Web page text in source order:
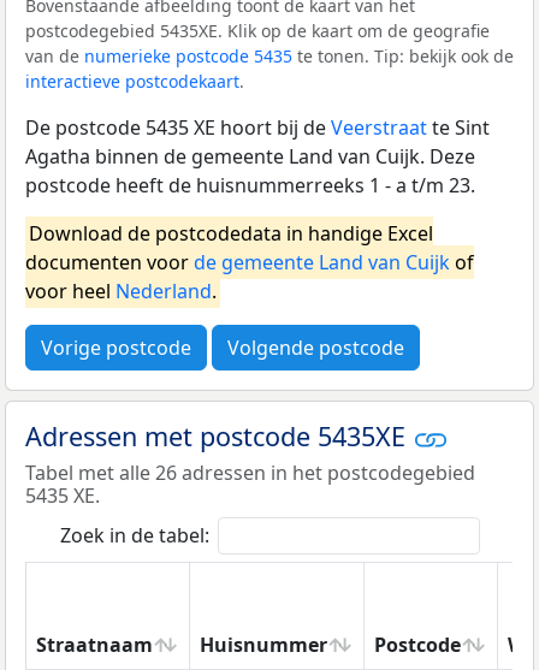
Bovenstaande afbeelding toont de kaart van het
postcodegebied 5435XE. Klik op de kaart om de geografie
van de numerieke postcode 5435 te tonen. Tip: bekijk ook de
interactieve postcodekaart.
De postcode 5435 XE hoort bij deVeerstraatte Sint
Agatha binnen de gemeente Land van Cuijk. Deze
postcode heeft de huisnummerreeks 1 - a t/m 23.
Download de postcodedata in handige Excel
documenten voorde gemeente Land van Cuijkof
voor heel Nederland.
Vorige postcode Volgende postcode
Adressen met postcode 5435XE
Tabel met alle 26 adressen in het postcodegebied
5435 XE.
Zoek in de tabel:
Straatnaam Huisnummer Postcode